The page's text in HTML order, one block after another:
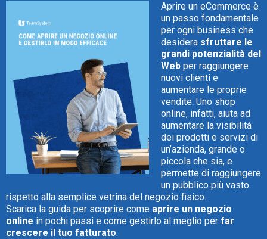
CRM
Ecommerce
Email Marketing
Fatturazione
Aprire un eCommerce è
un passo fondamentale
per ogni business che
desidera sfruttare le
grandi potenzialità del
Web per raggiungere
nuovi clienti e
aumentare le proprie
vendite. Uno shop
online, infatti, aiuta ad
aumentare la visibilità
dei prodotti e servizi di
un’azienda, grande o
piccola che sia, e
permette di raggiungere
un pubblico più vasto
rispetto alla semplice vetrina del negozio fisico.
Scarica la guida per scoprire come aprire un negozio
online in pochi passi e come gestirlo al meglio per far
crescere il tuo fatturato.